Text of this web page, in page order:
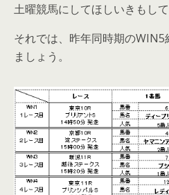
土曜競馬にしてほしいきもして
それでは、昨年同時期のWIN5
ましょう。